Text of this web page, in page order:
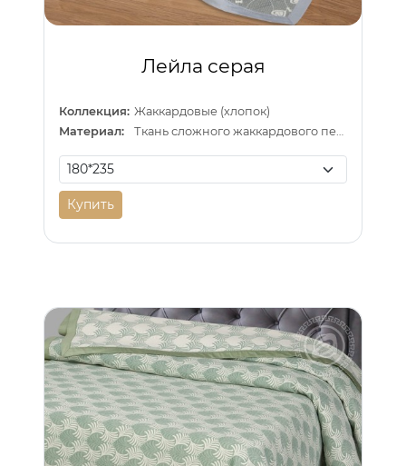
Лейла серая
Коллекция: Жаккардовые (хлопок)
Материал:
Купить